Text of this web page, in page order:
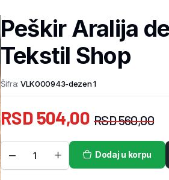
Peškir Aralija
Tekstil Shop
Šifra: VLK000943-dezen 1
RSD560,00
RSD504,00
Dodaj u korpu